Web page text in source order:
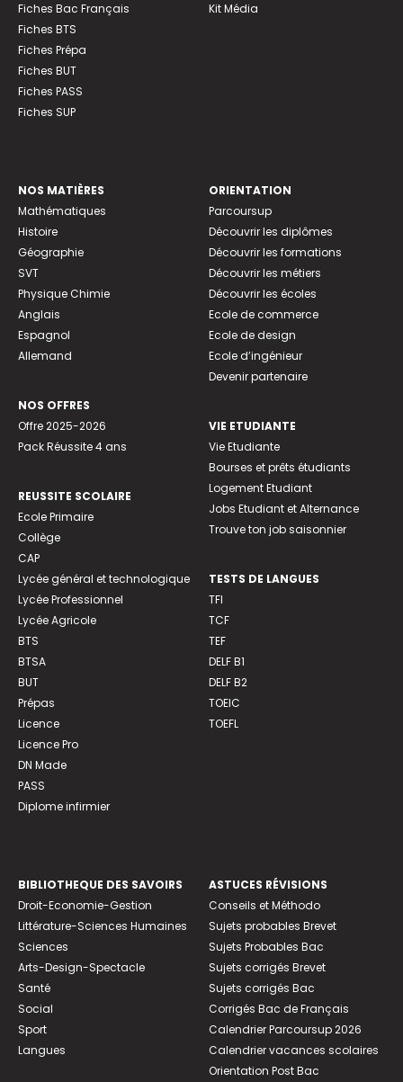
Fiches Bac Français
Fiches BTS
Fiches Prépa
Fiches BUT
Fiches PASS
Fiches SUP
Kit Média
NOS MATIÈRES
Mathématiques
Histoire
Géographie
SVT
Physique Chimie
Anglais
Espagnol
Allemand
NOS OFFRES
Offre 2025-2026
Pack Réussite 4 ans
REUSSITE SCOLAIRE
Ecole Primaire
Collège
CAP
Lycée général et technologique
Lycée Professionnel
Lycée Agricole
BTS
BTSA
BUT
Prépas
Licence
Licence Pro
DN Made
PASS
Diplome infirmier
ORIENTATION
Parcoursup
Découvrir les diplômes
Découvrir les formations
Découvrir les métiers
Découvrir les écoles
Ecole de commerce
Ecole de design
Ecole d’ingénieur
Devenir partenaire
VIE ETUDIANTE
Vie Etudiante
Bourses et prêts étudiants
Logement Etudiant
Jobs Etudiant et Alternance
Trouve ton job saisonnier
TESTS DE LANGUES
TFI
TCF
TEF
DELF B1
DELF B2
TOEIC
TOEFL
BIBLIOTHEQUE DES SAVOIRS
Droit-Economie-Gestion
Littérature-Sciences Humaines
Sciences
Arts-Design-Spectacle
Santé
Social
Sport
Langues
ASTUCES RÉVISIONS
Conseils et Méthodo
Sujets probables Brevet
Sujets Probables Bac
Sujets corrigés Brevet
Sujets corrigés Bac
Corrigés Bac de Français
Calendrier Parcoursup 2026
Calendrier vacances scolaires
Orientation Post Bac